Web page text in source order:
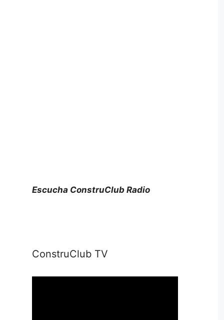
Escucha ConstruClub Radio
ConstruClub TV